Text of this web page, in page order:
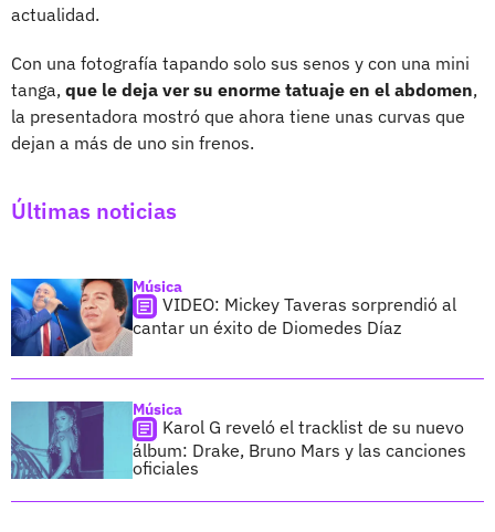
actualidad.
Con una fotografía tapando solo sus senos y con una mini
tanga, que le deja ver su enorme tatuaje en el abdomen,
la presentadora mostró que ahora tiene unas curvas que
dejan a más de uno sin frenos.
Últimas noticias
Música
VIDEO: Mickey Taveras sorprendió al
cantar un éxito de Diomedes Díaz
Música
Karol G reveló el tracklist de su nuevo
álbum: Drake, Bruno Mars y las canciones
oficiales